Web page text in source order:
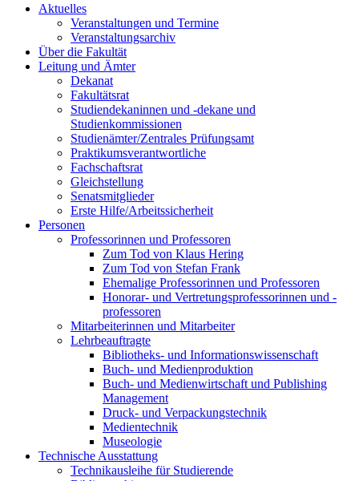
Aktuelles
Veranstaltungen und Termine
Veranstaltungsarchiv
Über die Fakultät
Leitung und Ämter
Dekanat
Fakultätsrat
Studiendekaninnen und -dekane und
Studienkommissionen
Studienämter/Zentrales Prüfungsamt
Praktikumsverantwortliche
Fachschaftsrat
Gleichstellung
Senatsmitglieder
Erste Hilfe/Arbeitssicherheit
Personen
Professorinnen und Professoren
Zum Tod von Klaus Hering
Zum Tod von Stefan Frank
Ehemalige Professorinnen und Professoren
Honorar- und Vertretungsprofessorinnen und -
professoren
Mitarbeiterinnen und Mitarbeiter
Lehrbeauftragte
Bibliotheks- und Informationswissenschaft
Buch- und Medienproduktion
Buch- und Medienwirtschaft und Publishing
Management
Druck- und Verpackungstechnik
Medientechnik
Museologie
Technische Ausstattung
Technikausleihe für Studierende